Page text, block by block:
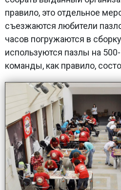
правило, это отдельное
съезжаются любители
часов погружаются в
используются пазлы на
команды, как правило,